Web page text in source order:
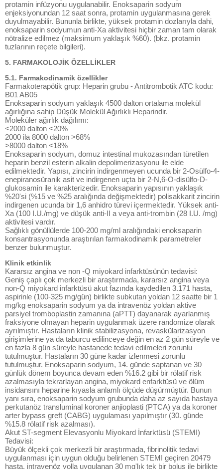
protamin infüzyonu uygulanabilir. Enoksaparin sodyum
enjeksiyonundan 12 saat sonra, protamin uygulanmasına gerek
duyulmayabilir. Bununla birlikte, yüksek protamin dozlarıyla dahi,
enoksaparin sodyumun anti-Xa aktivitesi hiçbir zaman tam olarak
nötralize edilmez (maksimum yaklaşık %60). (bkz. protamin
tuzlarının reçete bilgileri).
5. FARMAKOLOJİK ÖZELLİKLER
5.1. Farmakodinamik özellikler
Farmakoterapötik grup: Heparin grubu - Antitrombotik ATC kodu:
B01 AB05
Enoksaparin sodyum yaklaşık 4500 dalton ortalama molekül
ağırlığına sahip Düşük Molekül Ağırlıklı Heparindir.
Moleküler ağırlık dağılımı:
<2000 dalton <20%
2000 ila 8000 dalton >68%
>8000 dalton <18%
Enoksaparin sodyum, domuz intestinal mukozasından türetilen
heparin benzil esterin alkalin depolimerizasyonu ile elde
edilmektedir. Yapısı, zincirin indirgenmeyen ucunda bir 2-Osülfo-4-
enepiranosüranik asit ve indirgenen uçta bir 2-N,6-O-disülfo-D-
glukosamin ile karakterizedir. Enoksaparin yapısının yaklaşık
%20'si (%15 ve %25 aralığında değişmektedir) polisakkarit zincirin
indirgenen ucunda bir 1,6 anhidro türevi içermektedir. Yüksek anti-
Xa (100 I.U./mg) ve düşük anti-II a veya anti-trombin (28 I.U. /mg)
aktivitesi vardır.
Sağlıklı gönüllülerde 100-200 mg/ml aralığındaki enoksaparin
konsantrasyonunda araştırılan farmakodinamik parametreler
benzer bulunmuştur.
Klinik etkinlik
Kararsız angina ve non -Q miyokard infarktüsünün tedavisi:
Geniş çaplı çok merkezli bir araştırmada, kararsız angina veya
non-Q miyokard infarktüsü akut fazında kaydedilen 3.171 hasta,
aspirinle (100-325 mg/gün) birlikte subkutan yoldan 12 saatte bir 1
mg/kg enoksaparin sodyum ya da intravenöz yoldan aktive
parsiyel tromboplastin zamanına (aPTT) dayanarak ayarlanmış
fraksiyone olmayan heparin uygulanmak üzere randomize olarak
ayrılmıştır. Hastaların klinik stabilizasyona, revaskülarizasyon
girişimlerine ya da taburcu edilinceye değin en az 2 gün süreyle ve
en fazla 8 gün süreyle hastanede tedavi edilmeleri zorunlu
tutulmuştur. Hastaların 30 güne kadar izlenmesi zorunlu
tutulmuştur. Enoksaparin sodyum, 14. günde saptanan ve 30
günlük dönem boyunca devam eden %16.2 gibi bir rölatif risk
azalmasıyla tekrarlayan angina, miyokard enfarktüsü ve ölüm
insidansını heparine kıyasla anlamlı ölçüde düşürmüştür. Bunun
yanı sıra, enoksaparin sodyum grubunda daha az sayıda hastaya
perkutanöz transluminal koroner anjioplasti (PTCA) ya da koroner
arter bypass greft (CABG) uygulaması yapılmıştır (30. günde
%15.8 rölatif risk azalması).
Akut ST-segment Elevasyonlu Miyokard İnfarktüsü (STEMI)
Tedavisi:
Büyük ölçekli çok merkezli bir araştırmada, fibrinolitik tedavi
uygulanması için uygun olduğu belirlenen STEMI geçiren 20479
hasta, intravenöz yolla uygulanan 30 mg'lık tek bir bolus ile birlikte